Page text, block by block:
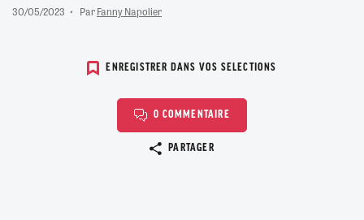
30/05/2023 ParFanny Napolier
ENREGISTRER DANS VOS SELECTIONS
0 COMMENTAIRE
PARTAGER